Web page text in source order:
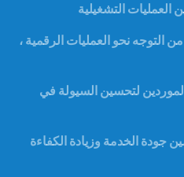
العمليات التشغيلية
نحو العمليات الرقمية ،
لتحسين السيولة في
جودة الخدمة وزيادة الكفاءة